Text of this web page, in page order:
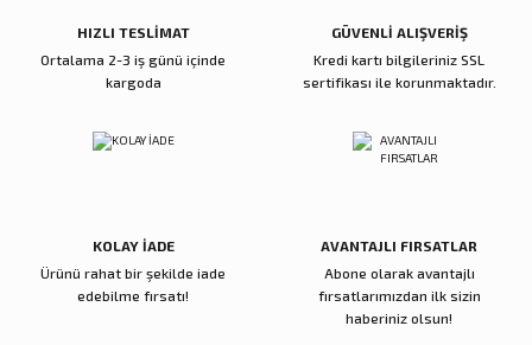
HIZLI TESLİMAT
Ortalama 2-3 iş günü içinde
kargoda
GÜVENLİ ALIŞVERİŞ
Kredi kartı bilgileriniz SSL
sertifikası ile korunmaktadır.
KOLAY İADE
Ürünü rahat bir şekilde iade
edebilme fırsatı!
AVANTAJLI FIRSATLAR
Abone olarak avantajlı
fırsatlarımızdan ilk sizin
haberiniz olsun!